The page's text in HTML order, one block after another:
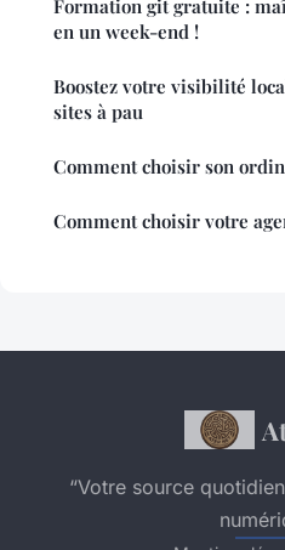
Formation git gratuite :
en un week-end !
Boostez votre visibilité
sites à pau
Comment choisir son
Comment choisir votre
“Votre source